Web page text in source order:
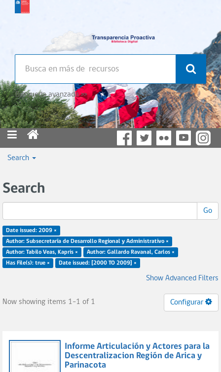
Búsqueda avanzada >>
Search
Search
Go
Date issued: 2009 ×
Author: Subsecretaría de Desarrollo Regional y Administrativo ×
Author: Tabilo Veas, Kapris ×
Author: Gallardo Ravanal, Carlos ×
Has File(s): true ×
Date issued: [2000 TO 2009] ×
Show Advanced Filters
Now showing items 1-1 of 1 Configurar
Informe Articulación y Actores para la
Descentralizacion Región de Arica y
Parinacota